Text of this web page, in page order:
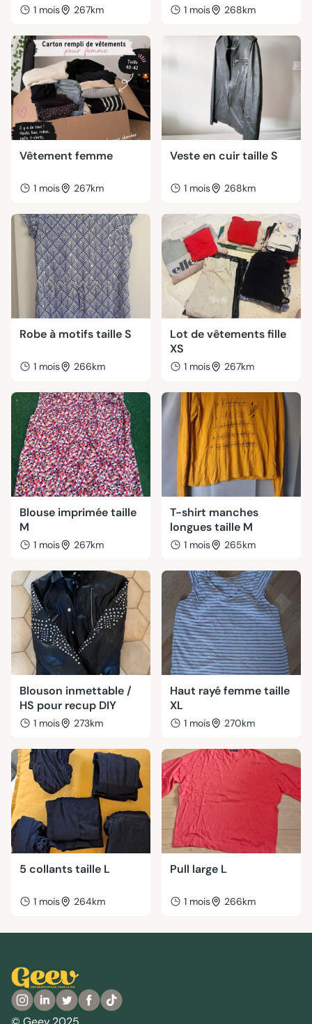
1 mois 267km 1 mois 268km
Vêtement femme
1 mois 267km
Veste en cuir taille S
1 mois 268km
Robe à motifs taille S
1 mois 266km
Lot de vêtements fille
XS
1 mois 267km
Blouse imprimée taille
M
1 mois 267km
T-shirt manches
longues taille M
1 mois 265km
Blouson inmettable /
HS pour recup DIY
1 mois 273km
Haut rayé femme taille
XL
1 mois 270km
5 collants taille L
1 mois 264km
Pull large L
1 mois 266km